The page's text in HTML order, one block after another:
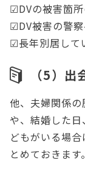
☑DVの被害箇
☑DV被害の警
☑長年別居して
（5）
他、夫婦関係
や、結婚した
どもがいる場
とめておきます。